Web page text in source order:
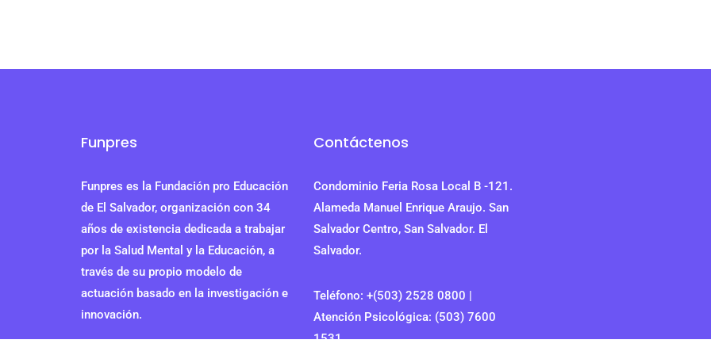
Funpres
Funpres es la Fundación pro Educación
de El Salvador, organización con 34
años de existencia dedicada a trabajar
por la Salud Mental y la Educación, a
través de su propio modelo de
actuación basado en la investigación e
innovación.
Contáctenos
Condominio Feria Rosa Local B -121.
Alameda Manuel Enrique Araujo. San
Salvador Centro, San Salvador. El
Salvador.
Teléfono: +(503) 2528 0800 |
Atención Psicológica: (503) 7600
1531